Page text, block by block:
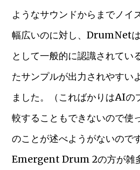
ようなサウンドからまでノイ
幅広いのに対し、DrumNet
として一般的に認識されてい
たサンプルが出力されやすい
ました。（こればかりはAIの
較することもできないので使
のことが述べようがないので
Emergent Drum 2の方が雑